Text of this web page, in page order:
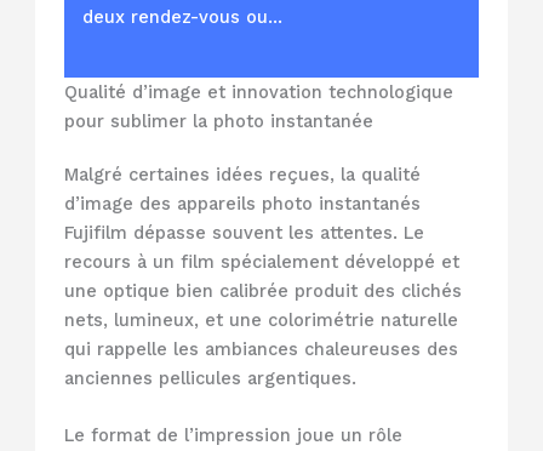
deux rendez-vous ou…
Qualité d’image et innovation technologique
pour sublimer la photo instantanée
Malgré certaines idées reçues, la qualité
d’image des appareils photo instantanés
Fujifilm dépasse souvent les attentes. Le
recours à un film spécialement développé et
une optique bien calibrée produit des clichés
nets, lumineux, et une colorimétrie naturelle
qui rappelle les ambiances chaleureuses des
anciennes pellicules argentiques.
Le format de l’impression joue un rôle